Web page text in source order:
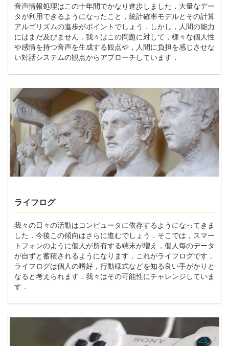
音声情報処理はこの十年間でかなり進歩しました．大量なデー
タが利用できるようになったこと，統計確率モデルとその計算
アルゴリズムの進歩がポイントでしょう．しかし，人間の能力
にはまだ及びません．我々はこの問題に対して，様々な個人性
や感情を持つ音声を生成する観点や，人間に負担を感じさせな
い対話システムの観点からアプローチしています．
ライフログ
我々の日々の活動はコンピュータに依存するようになってきま
した．今後この傾向はさらに進むでしょう．そこでは，スマー
トフォンのように個人が所有する端末が増え，個人毎のデータ
が自ずと蓄積されるようになります．これがライフログです．
ライフログは個人の嗜好，行動様式などを知る良い手がかりと
なると考えられます．我々はその可能性にチャレンジしていま
す．